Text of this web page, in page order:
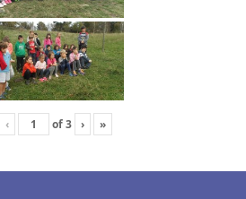
‹ of3 › »